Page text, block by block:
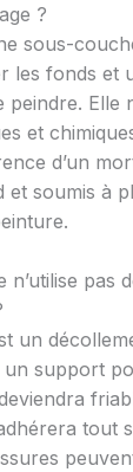
?
sous-
les fonds et
Elle
et
d’un
soumis à
n’utilise pas
un
support
tout